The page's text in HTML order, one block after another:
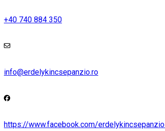
+40 740 884 350
info@erdelykincsepanzio.ro
https://www.facebook.com/erdelykincsepanzio